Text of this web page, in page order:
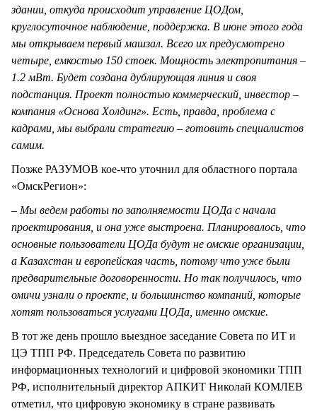
здании, откуда происходит управление ЦОДом,
круглосуточное наблюдение, поддержка. В июне этого года
мы открываем первый машзал. Всего их предусмотрено
четыре, емкостью 150 стоек. Мощность электропитания –
1.2 мВт. Будет создана дублирующая линия и своя
подстанция. Проект полностью коммерческий, инвестор –
компания «Основа Холдинг». Есть, правда, проблема с
кадрами, мы выбрали стратегию – готовить специалистов
самим.
Позже РАЗУМОВ кое-что уточнил для областного портала
«ОмскРегион»:
– Мы ведем работы по заполняемости ЦОДа с начала
проектирования, и она уже выстроена. Планировалось, что
основные пользователи ЦОДа будут не омские организации,
а Казахстан и европейская часть, потому что уже были
предварительные договоренности. Но так получилось, что
омичи узнали о проекте, и большинство компаний, которые
хотят пользоваться услугами ЦОДа, именно омские.
В тот же день прошло выездное заседание Совета по ИТ и
ЦЭ ТПП РФ. Председатель Совета по развитию
информационных технологий и цифровой экономики ТПП
РФ, исполнительный директор АПКИТ Николай КОМЛЕВ
отметил, что цифровую экономику в стране развивать